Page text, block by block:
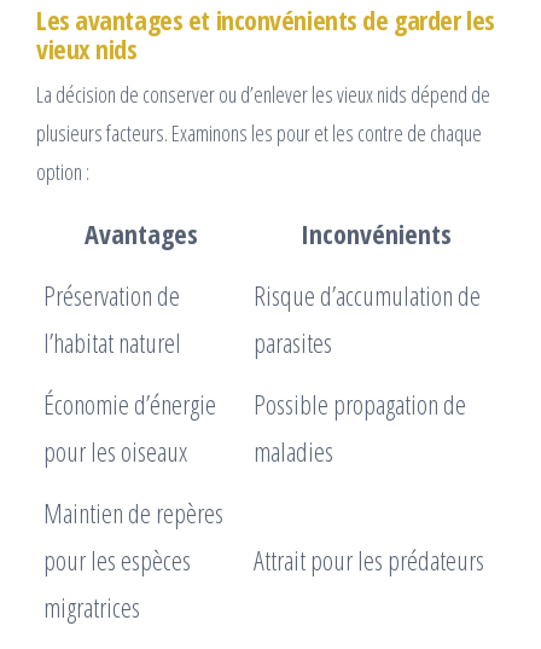
Les avantages et inconvénients de garder les
vieux nids
La décision de conserver ou d’enlever les vieux nids dépend de
plusieurs facteurs. Examinons les pour et les contre de chaque
option :
Avantages
Inconvénients
Préservation de
l’habitat naturel
Risque d’accumulation de
parasites
Économie d’énergie
pour les oiseaux
Possible propagation de
maladies
Maintien de repères
pour les espèces
migratrices
Attrait pour les prédateurs